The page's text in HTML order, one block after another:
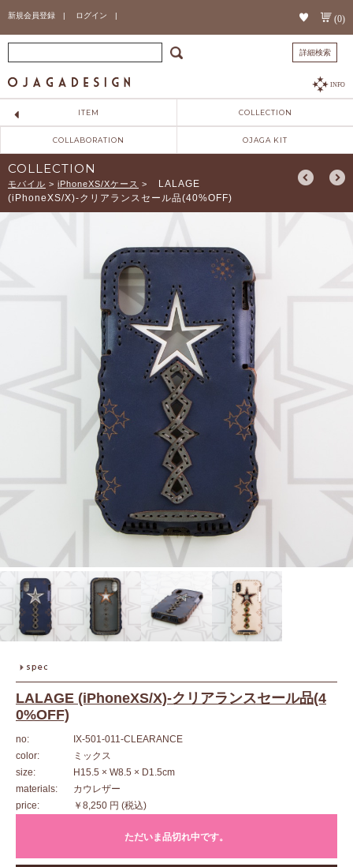
新規会員登録 | ログイン | (0)
詳細検索
INFO
ITEM COLLECTION
COLLABORATION OJAGA KIT
COLLECTION
モバイル > iPhoneXS/Xケース >
LALAGE
(iPhoneXS/X)-クリアランスセール品(40%OFF)
LALAGE (iPhoneXS/X)-クリアランスセール品(4
0%OFF)
no:
IX-501-011-CLEARANCE
color:
ミックス
size:
H15.5 × W8.5 × D1.5cm
materials:
カウレザー
price:
￥8,250 円 (税込)
ただいま品切れ中です。